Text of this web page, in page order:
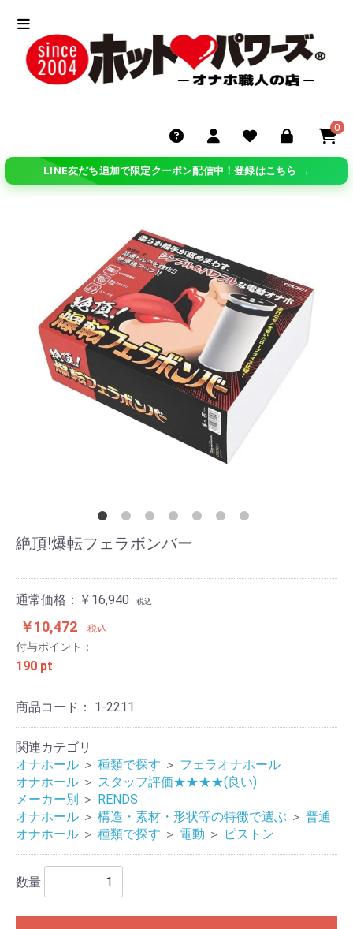
0
LINE友だち追加で限定クーポン配信中！登録はこちら →
絶頂!爆転フェラボンバー
通常価格：￥16,940 税込
￥10,472 税込
付与ポイント：
190 pt
商品コード： 1-2211
関連カテゴリ
オナホール ＞ 種類で探す ＞ フェラオナホール
オナホール ＞ スタッフ評価★★★★(良い)
メーカー別 ＞ RENDS
オナホール ＞ 構造・素材・形状等の特徴で選ぶ ＞ 普通
オナホール ＞ 種類で探す ＞ 電動 ＞ ピストン
数量